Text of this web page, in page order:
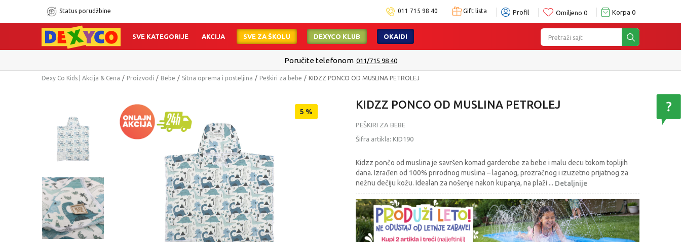
Status porudžbine 011 715 98 40 Gift lista Profil Omiljeno 0 Korpa 0
Pretraži sajt
SVE KATEGORIJE AKCIJA SVE ZA ŠKOLU DEXYCO KLUB OKAIDI
Poručite telefonom 011/715 98 40
Dexy Co Kids | Akcija & Cena Proizvodi Bebe Sitna oprema i posteljina Peškiri za bebe KIDZZ PONCO OD MUSLINA PETROLEJ
5 %
KIDZZ PONCO OD MUSLINA PETROLEJ
PEŠKIRI ZA BEBE
Šifra artikla: KID190
Kidzz pončo od muslina je savršen komad garderobe za bebe i malu decu tokom toplijih
dana. Izrađen od 100% prirodnog muslina – laganog, prozračnog i izuzetno prijatnog za
nežnu dečiju kožu. Idealan za nošenje nakon kupanja, na plaži ... Detaljnije